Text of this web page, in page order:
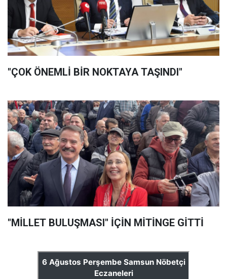
"ÇOK ÖNEMLİ BİR NOKTAYA TAŞINDI"
"MİLLET BULUŞMASI" İÇİN MİTİNGE GİTTİ